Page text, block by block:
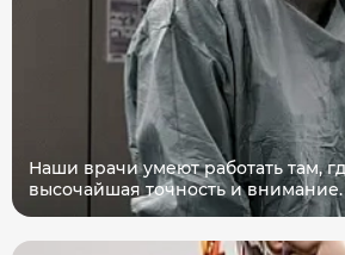
Наши врачи умеют работать там,
высочайшая точность и внимание.